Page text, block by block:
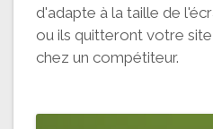
d'adapte à la taille de
ou ils quitteront votre
chez un compétiteur.